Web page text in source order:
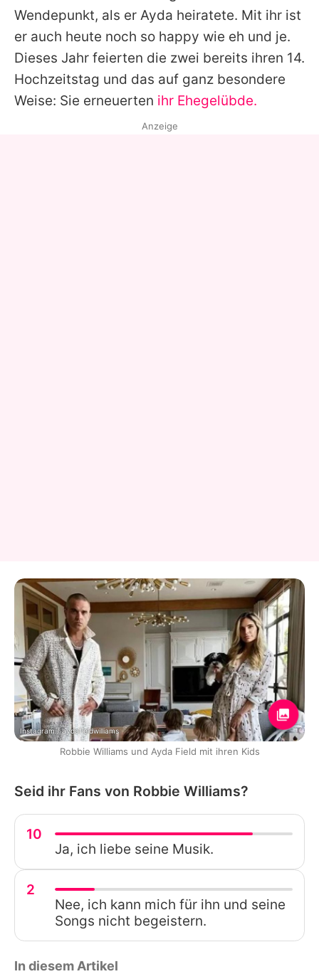
Wendepunkt, als er Ayda heiratete. Mit ihr ist
er auch heute noch so happy wie eh und je.
Dieses Jahr feierten die zwei bereits ihren 14.
Hochzeitstag und das auf ganz besondere
Weise: Sie erneuerten ihr Ehegelübde.
Anzeige
Instagram / aydafieldwilliams
Robbie Williams und Ayda Field mit ihren Kids
Seid ihr Fans von Robbie Williams?
10
Ja, ich liebe seine Musik.
2
Nee, ich kann mich für ihn und seine
Songs nicht begeistern.
In diesem Artikel